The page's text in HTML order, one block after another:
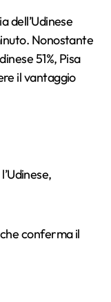
dell’Udinese
Nonostante
51%, Pisa
il vantaggio
conferma il